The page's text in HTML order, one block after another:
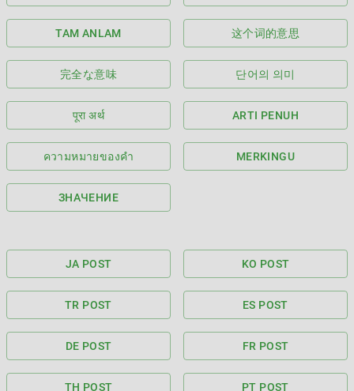
TAM ANLAM 这个词的意思
完全な意味 단어의 의미
पूरा अर्थ ARTI PENUH
ความหมายของคำ MERKINGU
ЗНАЧЕНИЕ
JA POST KO POST
TR POST ES POST
DE POST FR POST
TH POST PT POST